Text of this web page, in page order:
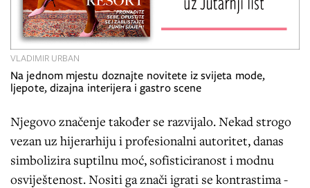
Na jednom mjestu doznajte novitete iz svijeta mode,
ljepote, dizajna interijera i gastro scene
VLADIMIR URBAN
Njegovo značenje također se razvijalo. Nekad strogo
vezan uz hijerarhiju i profesionalni autoritet, danas
simbolizira suptilnu moć, sofisticiranost i modnu
osviještenost. Nositi ga znači igrati se kontrastima -